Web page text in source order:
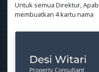
Untuk semua Direktur,
membuatkan 4 kartu nama